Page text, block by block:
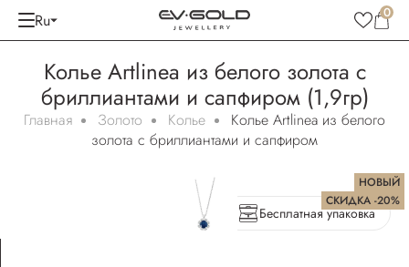
Ru 0
Колье Artlinea из белого золота с
бриллиантами и сапфиром (1,9гр)
Главная Золото Колье
Колье Artlinea из белого
золота с бриллиантами и сапфиром
НОВЫЙ
СКИДКА -20%
Бесплатная упаковка